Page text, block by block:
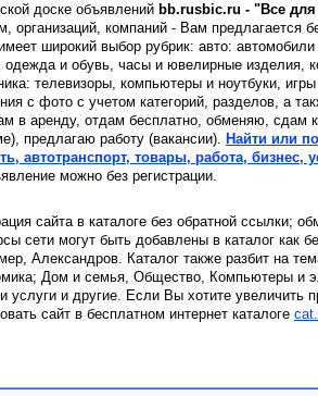
доске объявлений bb.rusbic.ru - "Все для
организаций, компаний - Вам предлагается
широкий выбор рубрик: авто: автомобили
и обувь, часы и ювелирные изделия,
телевизоры, компьютеры и ноутбуки,
с фото с учетом категорий, разделов, а
в аренду, отдам бесплатно, обменяю, сдам
предлагаю работу (вакансии). Найти или
автотранспорт, товары, работа, бизнес,
можно без регистрации.
сайта в каталоге без обратной ссылки;
сети могут быть добавлены в каталог как
Александров. Каталог также разбит на
Дом и семья, Общество, Компьютеры и
и другие. Если Вы хотите увеличить
сайт в бесплатном интернет каталоге